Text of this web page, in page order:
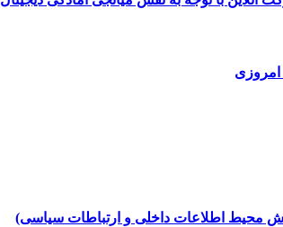
امروزی
محیط اطلاعات داخلی و ارتباطات سیاسی)